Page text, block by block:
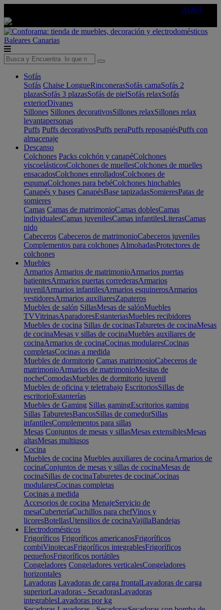
AQUÍ
Baleares Canarias
Sofás
Sofás Chaise LongueRinconerasSofás camaSofás 2
plazasSofás 3 plazasSofás de pielSofás relaxSofás
exteriorDivanes
Sillones Sillones decorativosSillones relaxSillones relax
levantapersonas
Puffs Puffs decorativosPuffs peraPuffs reposapiésPuffs con
almacenaje
Descanso
Colchones Packs colchón y canapéColchones
viscoelásticosColchones de muellesColchones de muelles
ensacadosColchones enrolladosColchones de
espumaColchones para bebéColchones hinchables
Canapés y bases CanapésBase tapizadasSomieresPatas de
somieres
Camas Camas de matrimonioCamas doblesCamas
individualesCamas juvenilesCamas infantilesLiterasCamas
nido
Cabeceros Cabeceros de matrimonioCabeceros juveniles
Complementos para colchones AlmohadasProtectores de
colchones
Muebles
Armarios Armarios de matrimonioArmarios puertas
batientesArmarios puertas correderasArmarios
juvenilArmarios infantilesArmarios esquinerosArmarios
vestidoresArmarios auxiliaresZapateros
Muebles de salón SillasMesas de salónMuebles
TVVitrinasAparadoresEstanteriasMuebles recibidores
Muebles de cocina Sillas de cocinasTaburetes de cocinaMesas
de cocinaMesas y sillas de cocinaMuebles auxiliares de
cocinaArmarios de cocinaCocinas modularesCocinas
completasCocinas a medida
Muebles de dormitorio Camas matrimonioCabeceros de
matrimonioArmarios de matrimonioMesitas de
nocheComodasMuebles de dormitorio juvenil
Muebles de oficina y teletrabajo EscritoriosSillas de
escritorioEstanterías
Muebles de Gaming Sillas gamingEscritorios gaming
Sillas TaburetesBancosSillas de comedorSillas
infantilesComplementos para sillas
Mesas Conjuntos de mesas y sillasMesas extensiblesMesas
altasMesas multiusos
Cocina
Muebles de cocina Muebles auxiliares de cocinaArmarios de
cocinaConjuntos de mesas y sillas de cocinaMesas de
cocinaSillas de cocinaTaburetes de cocinaCocinas
modularesCocinas completas
Cocinas a medida
Accesorios de cocina MenajeServicio de
mesaCuberteríaCuchillos para chefVinos y
licoresBotellasUtensilios de cocinaVajillaBandejas
Electrodomésticos
Frigoríficos Frigoríficos americanosFrigoríficos
combiVinotecasFrigoríficos integrablesFrigoríficos
pequeñosFrigoríficos portátiles
Congeladores Congeladores verticalesCongeladores
horizontales
Lavadoras Lavadoras de carga frontalLavadoras de carga
superiorLavadoras - SecadorasLavadoras
integrablesLavadoras por kg